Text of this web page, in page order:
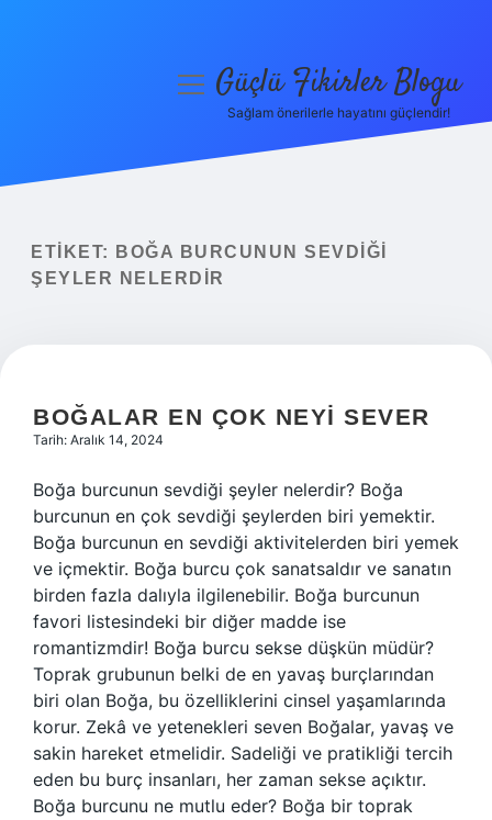
Yasal Uyarı
menüyüGüçlü Fikirler Blogu
Sağlam önerilerle hayatını güçlendir!
ETIKET:
BOĞA BURCUNUN SEVDIĞI
ŞEYLER NELERDIR
BOĞALAR EN ÇOK NEYI SEVER
Tarih: Aralık 14, 2024
Boğa burcunun sevdiği şeyler nelerdir? Boğa
burcunun en çok sevdiği şeylerden biri yemektir.
Boğa burcunun en sevdiği aktivitelerden biri yemek
ve içmektir. Boğa burcu çok sanatsaldır ve sanatın
birden fazla dalıyla ilgilenebilir. Boğa burcunun
favori listesindeki bir diğer madde ise
romantizmdir! Boğa burcu sekse düşkün müdür?
Toprak grubunun belki de en yavaş burçlarından
biri olan Boğa, bu özelliklerini cinsel yaşamlarında
korur. Zekâ ve yetenekleri seven Boğalar, yavaş ve
sakin hareket etmelidir. Sadeliği ve pratikliği tercih
eden bu burç insanları, her zaman sekse açıktır.
Boğa burcunu ne mutlu eder? Boğa bir toprak